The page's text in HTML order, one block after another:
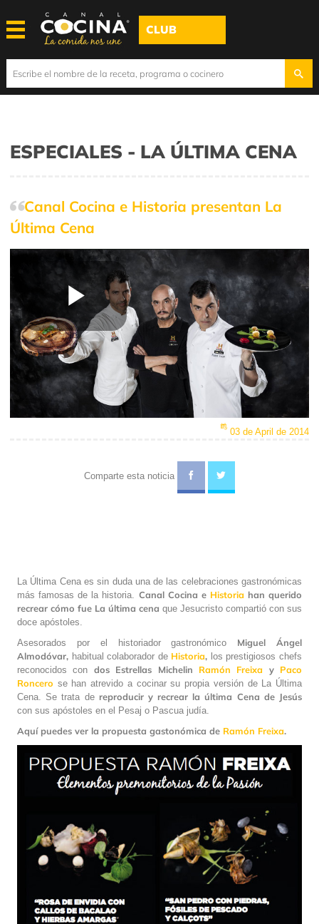
CLUB
ESPECIALES - LA ÚLTIMA CENA
Canal Cocina e Historia presentan La
Última Cena
Play
Video
03 de April de 2014
Comparte esta noticia
La Última Cena es sin duda una de las celebraciones gastronómicas
más famosas de la historia. Canal Cocina e Historia han querido
recrear cómo fue La última cena que Jesucristo compartió con sus
doce apóstoles.
Asesorados por el historiador gastronómico Miguel Ángel
Almodóvar, habitual colaborador de Historia, los prestigiosos chefs
reconocidos con dos Estrellas Michelin Ramón Freixa y Paco
Roncero se han atrevido a cocinar su propia versión de La Última
Cena. Se trata dereproducir y recrear la última Cena de Jesús
con sus apóstoles en el Pesaj o Pascua judía.
Aquí puedes ver la propuesta gastonómica de Ramón Freixa.